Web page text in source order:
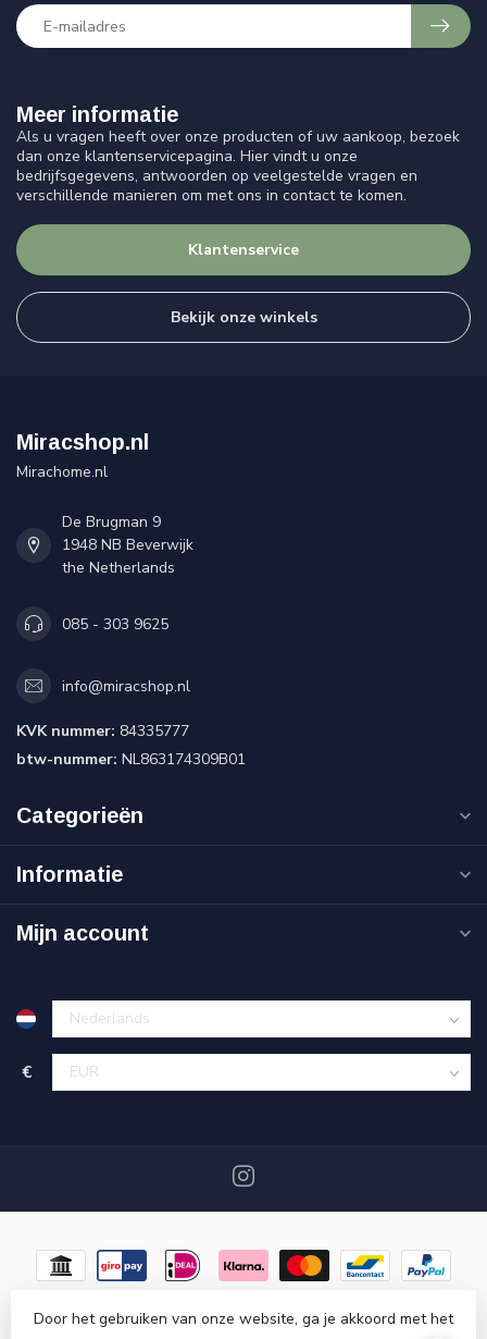
Meer informatie
Als u vragen heeft over onze producten of uw aankoop, bezoek
dan onze klantenservicepagina. Hier vindt u onze
bedrijfsgegevens, antwoorden op veelgestelde vragen en
verschillende manieren om met ons in contact te komen.
Klantenservice
Bekijk onze winkels
Miracshop.nl
Mirachome.nl
De Brugman 9
1948 NB Beverwijk
the Netherlands
085 - 303 9625
info@miracshop.nl
KVK nummer: 84335777
btw-nummer: NL863174309B01
Categorieën
Informatie
Mijn account
€
Door het gebruiken van onze website, ga je akkoord met het